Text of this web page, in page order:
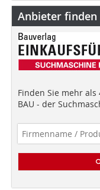
Anbieter finden
Finden Sie mehr als
BAU - der